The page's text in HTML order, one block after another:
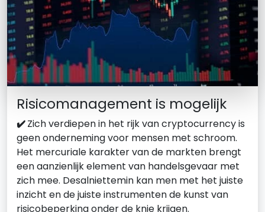
Risicomanagement is mogelijk
✔️Zich verdiepen in het rijk van cryptocurrency is
geen onderneming voor mensen met schroom.
Het mercuriale karakter van de markten brengt
een aanzienlijk element van handelsgevaar met
zich mee. Desalniettemin kan men met het juiste
inzicht en de juiste instrumenten de kunst van
risicobeperking onder de knie krijgen.